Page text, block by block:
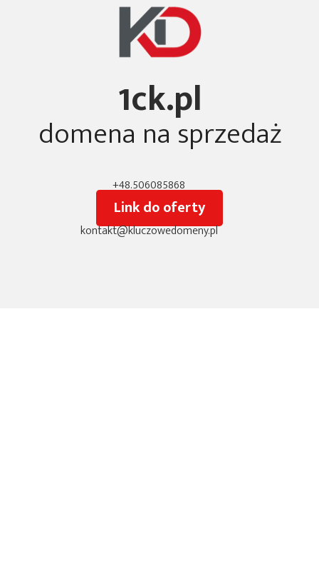
1ck.pl
domena na sprzedaż
Link do oferty
+48.506085868
kontakt@kluczowedomeny.pl